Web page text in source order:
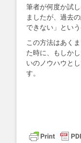
筆者が何度か試
ましたが、過去
できない」とい
この方法はあく
た時に、もしか
いのノウハウと
す。